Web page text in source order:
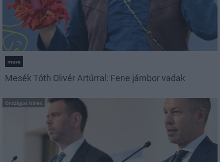
mese
Mesék Tóth Olivér Artúrral: Fene jámbor vadak
Országos hírek